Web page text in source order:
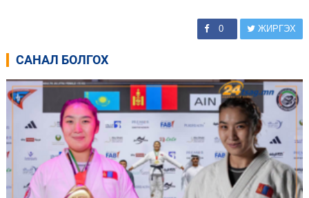
0 ЖИРГЭХ
САНАЛ БОЛГОХ